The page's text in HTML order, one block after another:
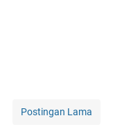
Postingan Lama